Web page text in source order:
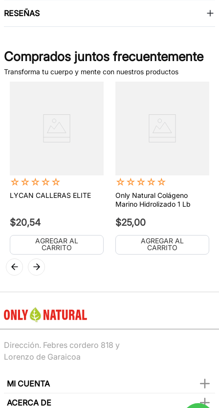
RESEÑAS
Comprados juntos frecuentemente
Transforma tu cuerpo y mente con nuestros productos
☆☆☆☆☆
LYCAN CALLERAS ELITE
$20,54
AGREGAR AL
CARRITO
☆☆☆☆☆
Only Natural Colágeno
Marino Hidrolizado 1 Lb
$25,00
AGREGAR AL
CARRITO
Dirección. Febres cordero 818 y
Lorenzo de Garaicoa
MI CUENTA
ACERCA DE